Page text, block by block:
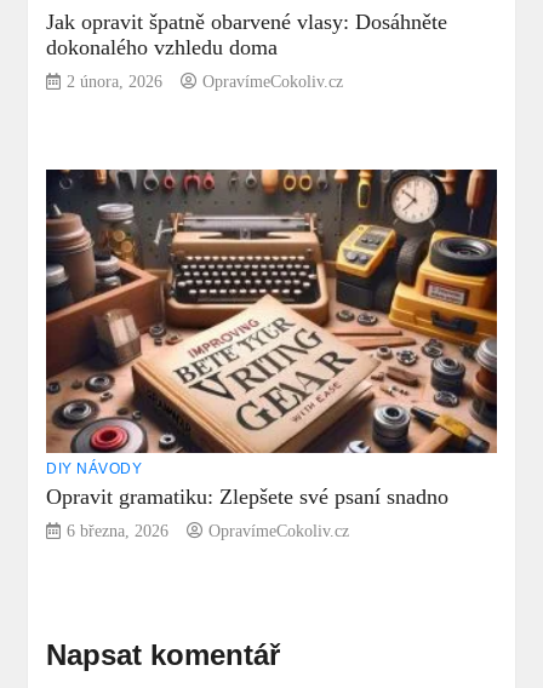
Jak opravit špatně obarvené vlasy: Dosáhněte
dokonalého vzhledu doma
2 února, 2026 OpravímeCokoliv.cz
DIY NÁVODY
Opravit gramatiku: Zlepšete své psaní snadno
6 března, 2026 OpravímeCokoliv.cz
Napsat komentář